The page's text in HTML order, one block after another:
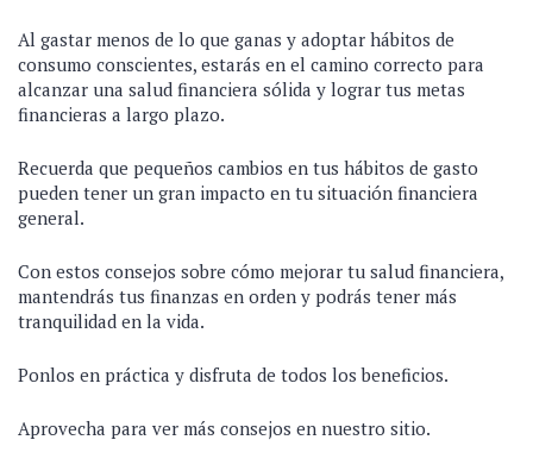
Al gastar menos de lo que ganas y adoptar hábitos de
consumo conscientes, estarás en el camino correcto para
alcanzar una salud financiera sólida y lograr tus metas
financieras a largo plazo.
Recuerda que pequeños cambios en tus hábitos de gasto
pueden tener un gran impacto en tu situación financiera
general.
Con estos consejos sobre cómo mejorar tu salud financiera,
mantendrás tus finanzas en orden y podrás tener más
tranquilidad en la vida.
Ponlos en práctica y disfruta de todos los beneficios.
Aprovecha para ver más consejos en nuestro sitio.